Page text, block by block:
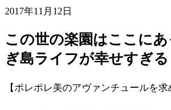
2017年11月12日
この世の楽園はここに
ぎ島ライフが幸せすぎる
【ポレポレ美のアヴァンチュールを